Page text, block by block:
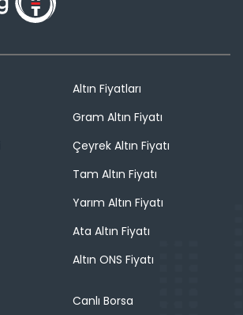
Altın Fiyatları
Gram Altın Fiyatı
Çeyrek Altın Fiyatı
Tam Altın Fiyatı
Yarım Altın Fiyatı
Ata Altın Fiyatı
Altın ONS Fiyatı
Canlı Borsa